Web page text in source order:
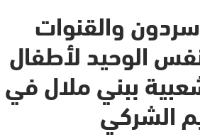
والقنوات
الوحيد لأطفال
ببني ملال في
الشركي